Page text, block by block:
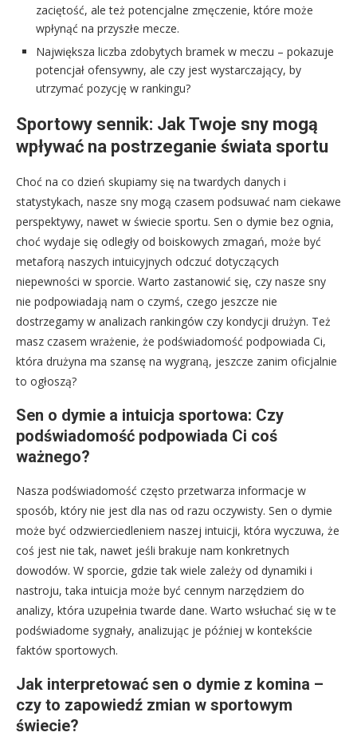
zaciętość, ale też potencjalne zmęczenie, które może
wpłynąć na przyszłe mecze.
Największa liczba zdobytych bramek w meczu – pokazuje
potencjał ofensywny, ale czy jest wystarczający, by
utrzymać pozycję w rankingu?
Sportowy sennik: Jak Twoje sny mogą
wpływać na postrzeganie świata sportu
Choć na co dzień skupiamy się na twardych danych i
statystykach, nasze sny mogą czasem podsuwać nam ciekawe
perspektywy, nawet w świecie sportu. Sen o dymie bez ognia,
choć wydaje się odległy od boiskowych zmagań, może być
metaforą naszych intuicyjnych odczuć dotyczących
niepewności w sporcie. Warto zastanowić się, czy nasze sny
nie podpowiadają nam o czymś, czego jeszcze nie
dostrzegamy w analizach rankingów czy kondycji drużyn. Też
masz czasem wrażenie, że podświadomość podpowiada Ci,
która drużyna ma szansę na wygraną, jeszcze zanim oficjalnie
to ogłoszą?
Sen o dymie a intuicja sportowa: Czy
podświadomość podpowiada Ci coś
ważnego?
Nasza podświadomość często przetwarza informacje w
sposób, który nie jest dla nas od razu oczywisty. Sen o dymie
może być odzwierciedleniem naszej intuicji, która wyczuwa, że
coś jest nie tak, nawet jeśli brakuje nam konkretnych
dowodów. W sporcie, gdzie tak wiele zależy od dynamiki i
nastroju, taka intuicja może być cennym narzędziem do
analizy, która uzupełnia twarde dane. Warto wsłuchać się w te
podświadome sygnały, analizując je później w kontekście
faktów sportowych.
Jak interpretować sen o dymie z komina –
czy to zapowiedź zmian w sportowym
świecie?